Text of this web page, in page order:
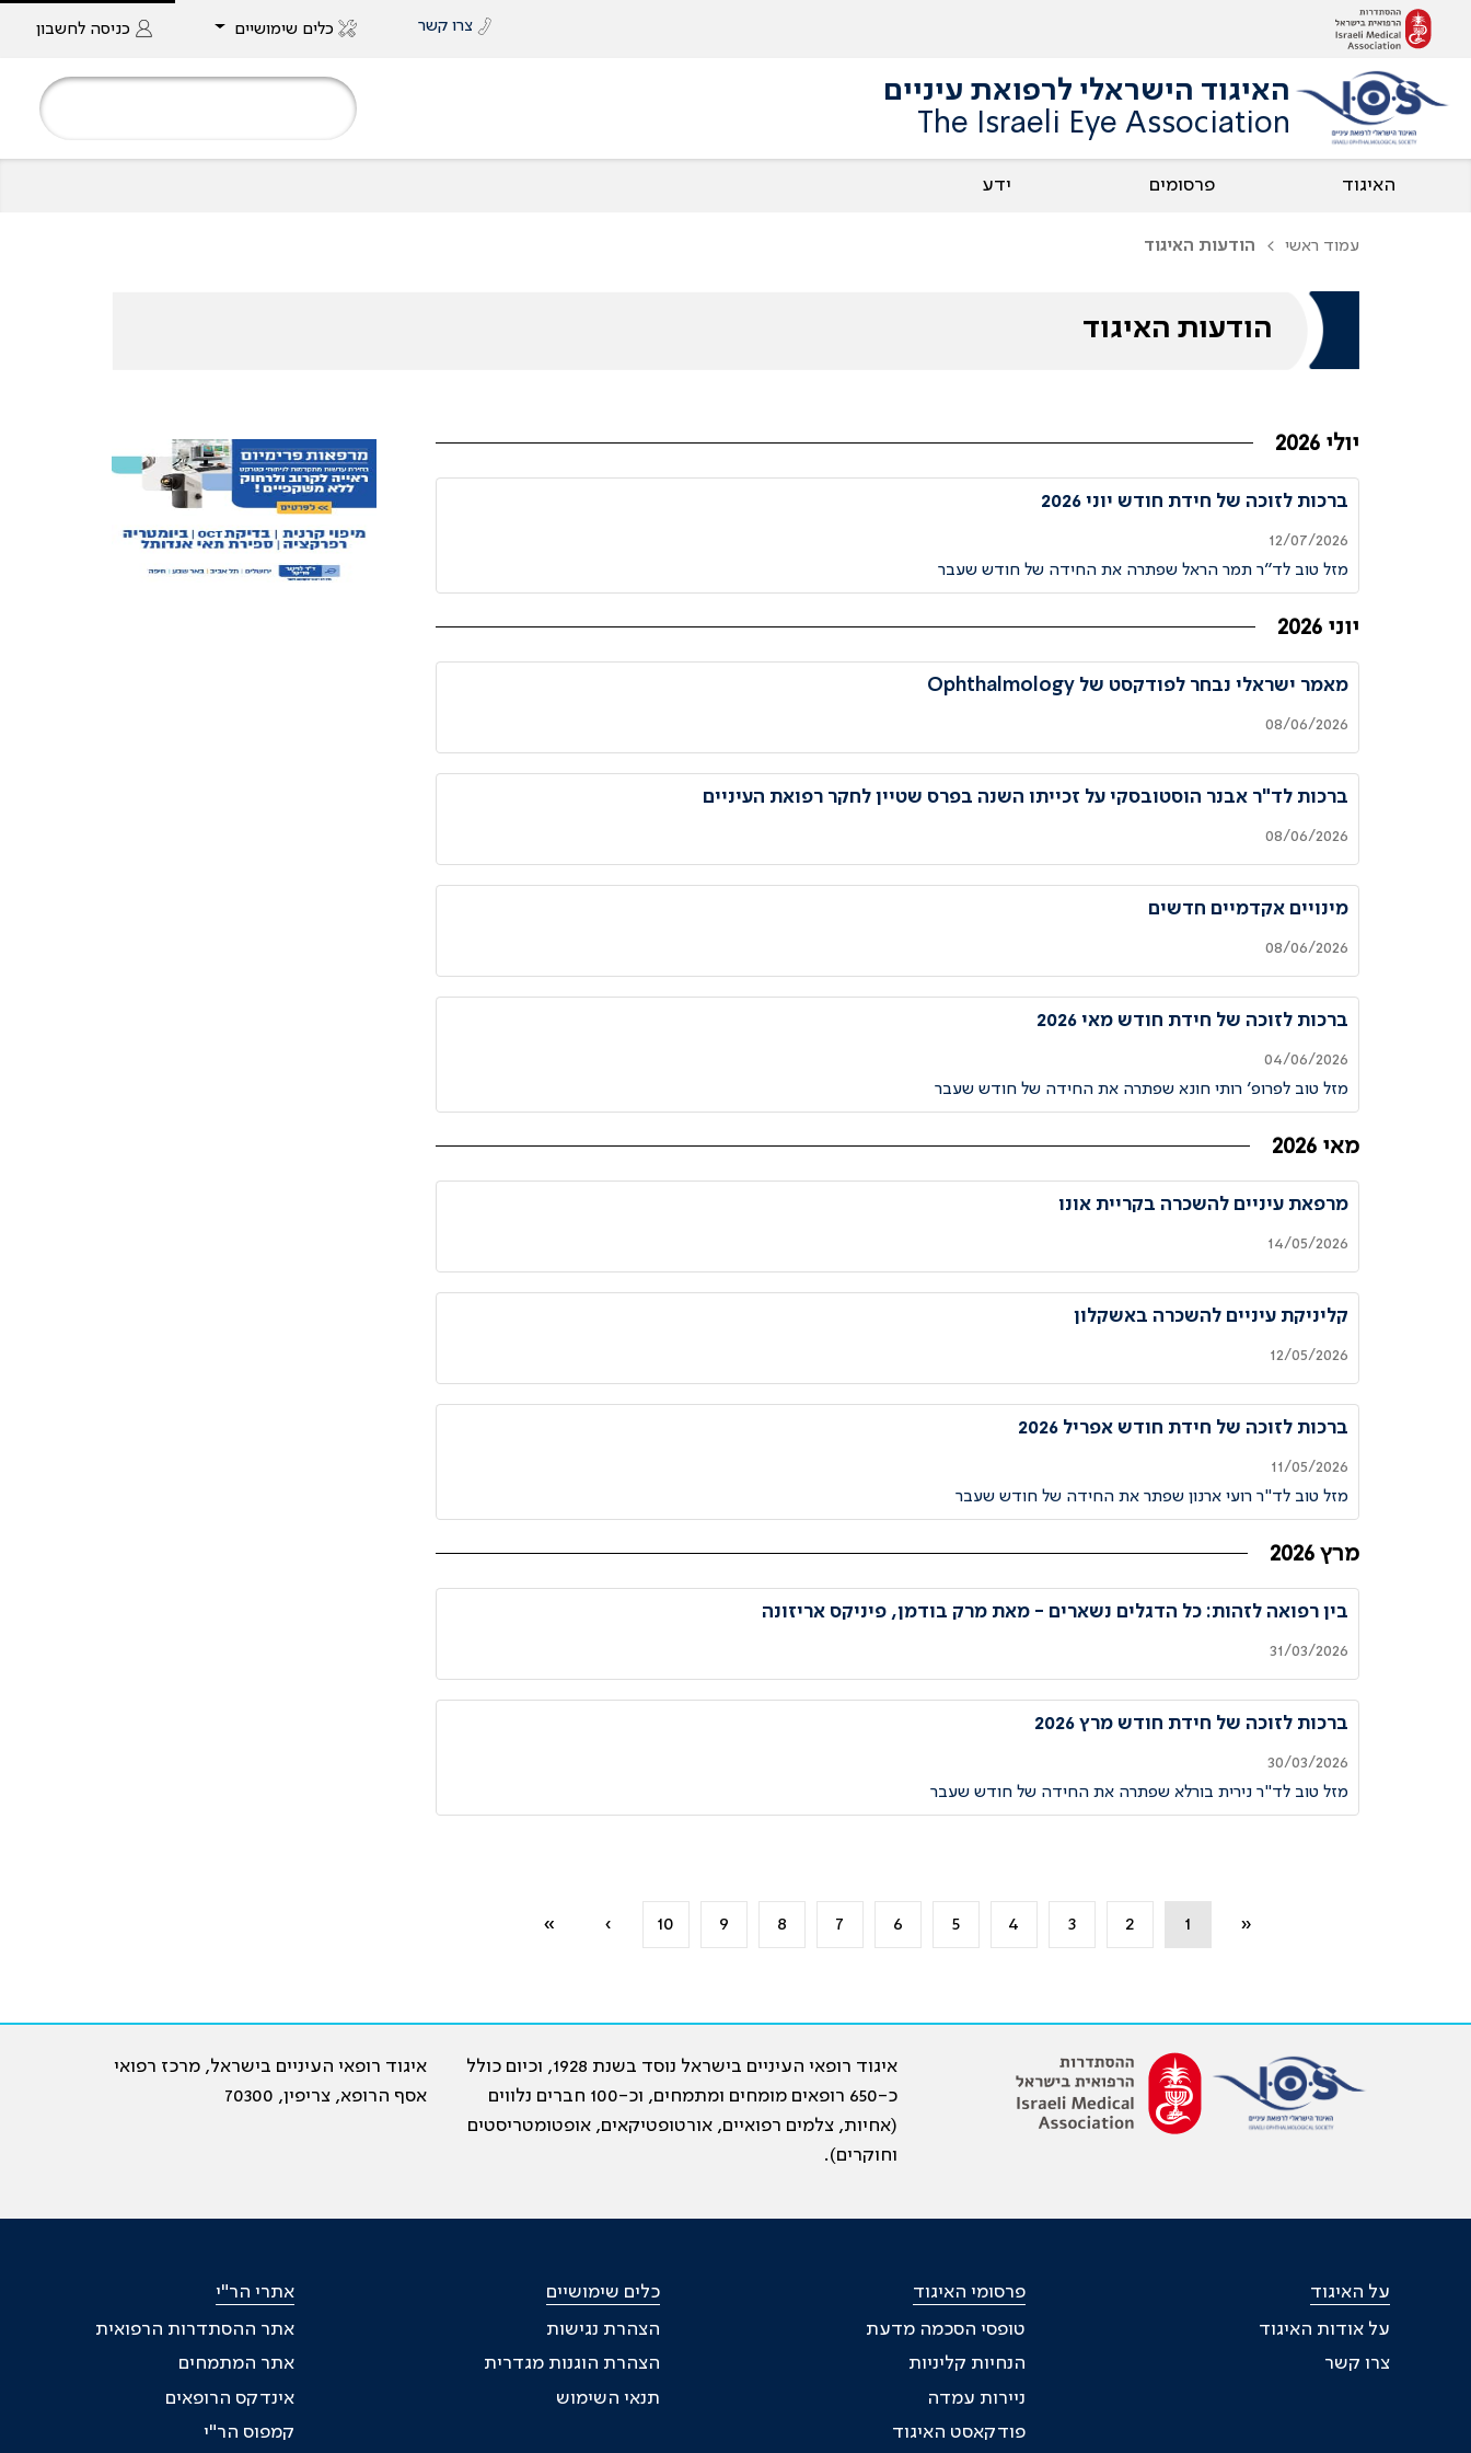
צרו קשר כלים שימושיים כניסה לחשבון
האיגוד הישראלי לרפואת עיניים
The Israeli Eye Association
האיגוד פרסומים ידע
עמוד ראשי הודעות האיגוד
הודעות האיגוד
יולי 2026
ברכות לזוכה של חידת חודש יוני 2026
12/07/2026
מזל טוב לד״ר תמר הראל שפתרה את החידה של חודש שעבר
יוני 2026
מאמר ישראלי נבחר לפודקסט של Ophthalmology
08/06/2026
ברכות לד"ר אבנר הוסטובסקי על זכייתו השנה בפרס שטיין לחקר רפואת העיניים
08/06/2026
מינויים אקדמיים חדשים
08/06/2026
ברכות לזוכה של חידת חודש מאי 2026
04/06/2026
מזל טוב לפרופ׳ רותי חונא שפתרה את החידה של חודש שעבר
מאי 2026
מרפאת עיניים להשכרה בקריית אונו
14/05/2026
קליניקת עיניים להשכרה באשקלון
12/05/2026
ברכות לזוכה של חידת חודש אפריל 2026
11/05/2026
מזל טוב לד"ר רועי ארנון שפתר את החידה של חודש שעבר
מרץ 2026
בין רפואה לזהות: כל הדגלים נשארים - מאת מרק בודמן, פיניקס אריזונה
31/03/2026
ברכות לזוכה של חידת חודש מרץ 2026
30/03/2026
מזל טוב לד"ר נירית בורלא שפתרה את החידה של חודש שעבר
«
1
2
3
4
5
6
7
8
9
10
›
»
איגוד רופאי העיניים בישראל נוסד בשנת 1928, וכיום כולל
כ-650 רופאים מומחים ומתמחים, וכ-100 חברים נלווים
(אחיות, צלמים רפואיים, אורטופטיקאים, אופטומטריסטים
וחוקרים).
איגוד רופאי העיניים בישראל, מרכז רפואי
אסף הרופא, צריפין, 70300
על האיגוד
על אודות האיגוד
צרו קשר
פרסומי האיגוד
טופסי הסכמה מדעת
הנחיות קליניות
ניירות עמדה
פודקאסט האיגוד
כלים שימושיים
הצהרת נגישות
הצהרת הוגנות מגדרית
תנאי השימוש
אתרי הר"י
אתר ההסתדרות הרפואית
אתר המתמחים
אינדקס הרופאים
קמפוס הר"י